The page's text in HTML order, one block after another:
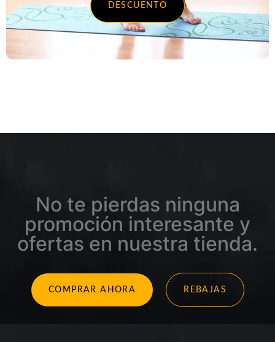
DESCUENTO
No te pierdas ninguna
promoción interesante y
ofertas en nuestra tienda.
COMPRAR AHORA REBAJAS